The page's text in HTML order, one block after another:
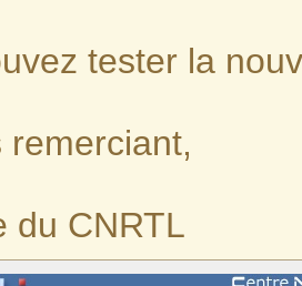
tester la
remerciant,
du CNRTL